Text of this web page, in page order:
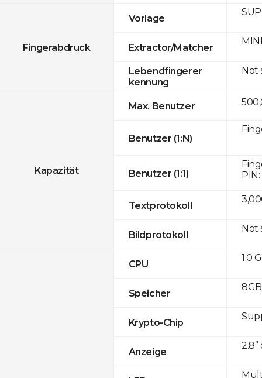
Fingerabdruck
Vorlage
Extractor/Matcher
Lebendfingerer
kennung
Kapazität
Max. Benutzer
Benutzer (1:N)
Benutzer (1:1)
Textprotokoll
Bildprotokoll
CPU
Speicher
Krypto-Chip
Anzeige
Not
Not
1.0
2.8”